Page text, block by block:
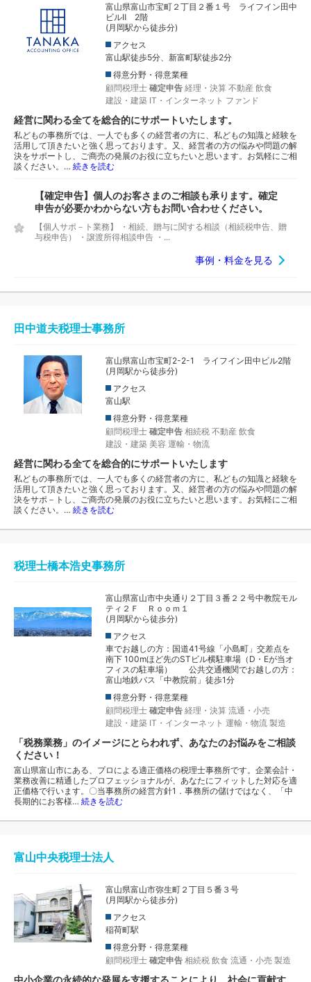
富山県富山市宝町２丁目２番１号 ライフイン田中
ビルⅡ 2階
(月岡駅から徒歩分)
アクセス
富山駅徒歩5分、新富町駅徒歩2分
得意分野・得意業種
顧問税理士 確定申告 経理・決算 不動産 飲食
建設・建築 IT・インターネット ファンド
経営に関わる全てを総合的にサポートいたします。
私どもの事務所では、一人でも多くの経営者の方に、私どもの知識と経験を
活用して頂きたいと強く思っております。又、経営者の方の悩みや問題の解
決をサポートし、ご商売の発展のお役に立ちたいと思います。お気軽にご相
談ください。… 続きを読む
【確定申告】個人のお客さまのご相談も承ります。確定
申告が必要かわからない方もお問い合わせください。
【個人サポ－ト業務】 ・相続、贈与に関する相談（相続税申告、贈
与税申告） ・譲渡所得相談申告 ・...
事例・料金を見る
田中道夫税理士事務所
富山県富山市宝町2-2-1 ライフイン田中ビル2階
(月岡駅から徒歩分)
アクセス
富山駅
得意分野・得意業種
顧問税理士 確定申告 相続税 不動産 飲食
建設・建築 美容 運輸・物流
経営に関わる全てを総合的にサポートいたします
私どもの事務所では、一人でも多くの経営者の方に、私どもの知識と経験を
活用して頂きたいと強く思っております。又、経営者の方の悩みや問題の解
決をサポ－トし、ご商売の発展のお役に立ちたいと思います。お気軽にご相
談ください。… 続きを読む
税理士橋本浩史事務所
富山県富山市中央通り２丁目３番２２号中教院モル
ティ２Ｆ Ｒｏｏｍ１
(月岡駅から徒歩分)
アクセス
車でお越しの方：国道41号線「小島町」交差点を
南下 100mほど先のSTビル横駐車場（D・Eが当オ
フィスの駐車場） 公共交通機関でお越しの方：
富山地鉄バス「中教院前」徒歩1分
得意分野・得意業種
顧問税理士 確定申告 経理・決算 流通・小売
建設・建築 IT・インターネット 運輸・物流 製造
「税務業務」のイメージにとらわれず、あなたのお悩みをご相談
ください！
富山県富山市にある、プロによる適正価格の税理士事務所です。企業会計・
業務改善に精通したプロフェッショナルが、あなたにフィットした対応を適
正価格で行います。〇当事務所の経営方針1．事務所の儲けではなく、「中
長期的にお客様… 続きを読む
富山中央税理士法人
富山県富山市弥生町２丁目５番３号
(月岡駅から徒歩分)
アクセス
稲荷町駅
得意分野・得意業種
顧問税理士 確定申告 相続税 飲食 流通・小売 製造
中小企業の永続的な発展を支援することにより、社会に貢献す